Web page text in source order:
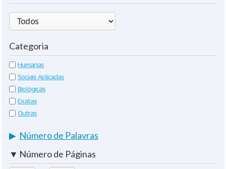
Categoria
Humanas
Sociais Aplicadas
Biológicas
Exatas
Outras
▶ Número de Palavras
▼ Número de Páginas